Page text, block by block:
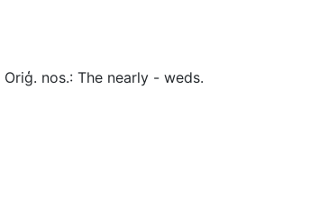
nos.: The nearly - weds.